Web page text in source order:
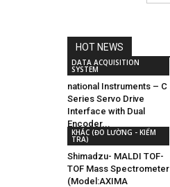
HOT NEWS
DATA ACQUISITION
SYSTEM
national Instruments – C
Series Servo Drive
Interface with Dual
Encoder...
KHÁC (ĐO LƯỜNG - KIỂM
TRA)
Shimadzu- MALDI TOF-
TOF Mass Spectrometer
(Model:AXIMA